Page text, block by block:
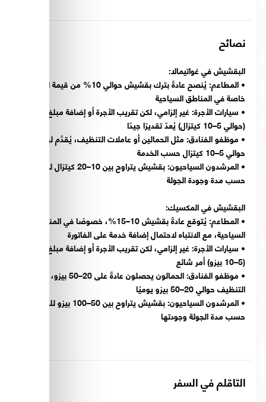
نصائح
البقشيش في غواتيمالا:
•المطاعم:
يُنصح عادةً بترك بقشيش حوالي 10% من قيمة الفاتورة،
خاصة في المناطق السياحية
•سيارات الأجرة:غير إلزامي، لكن تقريب الأجرة أو إضافة مبلغ بسيط
(حوالي 5–10 كيتزال) يُعدّ تقديرًا جيدًا
•موظفو الفنادق:مثل الحمالين أو عاملات التنظيف، يُقدَّم لهم
حوالي 5–10 كيتزال حسب الخدمة
•المرشدون السياحيون:
بقشيش يتراوح بين 10–20 كيتزال للشخص،
حسب مدة وجودة الجولة
البقشيش في المكسيك:
•المطاعم:
يُتوقع عادةً بقشيش 10–15%، خصوصًا في المناطق
السياحية، مع الانتباه لاحتمال إضافة خدمة على الفاتورة
•سيارات الأجرة:غير إلزامي، لكن تقريب الأجرة أو إضافة مبلغ بسيط
•موظفو الفنادق:
الحمالون يحصلون عادةً على 20–50 بيزو، وعمال
التنظيف حوالي 20–50 بيزو يوميًا
•المرشدون السياحيون:
بقشيش يتراوح بين 50–100 بيزو للشخص
حسب مدة الجولة وجودتها
التاقلم في السفر